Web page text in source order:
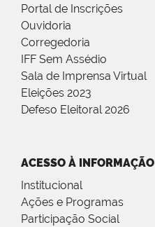
Portal de Inscrições
Ouvidoria
Corregedoria
IFF Sem Assédio
Sala de Imprensa Virtual
Eleições 2023
Defeso Eleitoral 2026
ACESSO À INFORMAÇÃO
Institucional
Ações e Programas
Participação Social